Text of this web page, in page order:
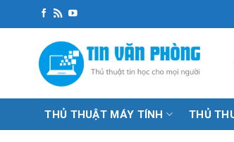
qua
THỦ THUẬT MÁY TÍNH THỦ